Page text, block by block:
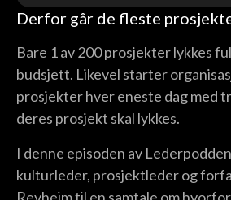
Derfor går de fleste
Bare 1 av 200 prosjekter lykkes
budsjett. Likevel starter
prosjekter hver eneste dag med
deres prosjekt skal lykkes.
I denne episoden av
kulturleder, prosjektleder og